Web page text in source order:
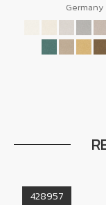
Germany
428957